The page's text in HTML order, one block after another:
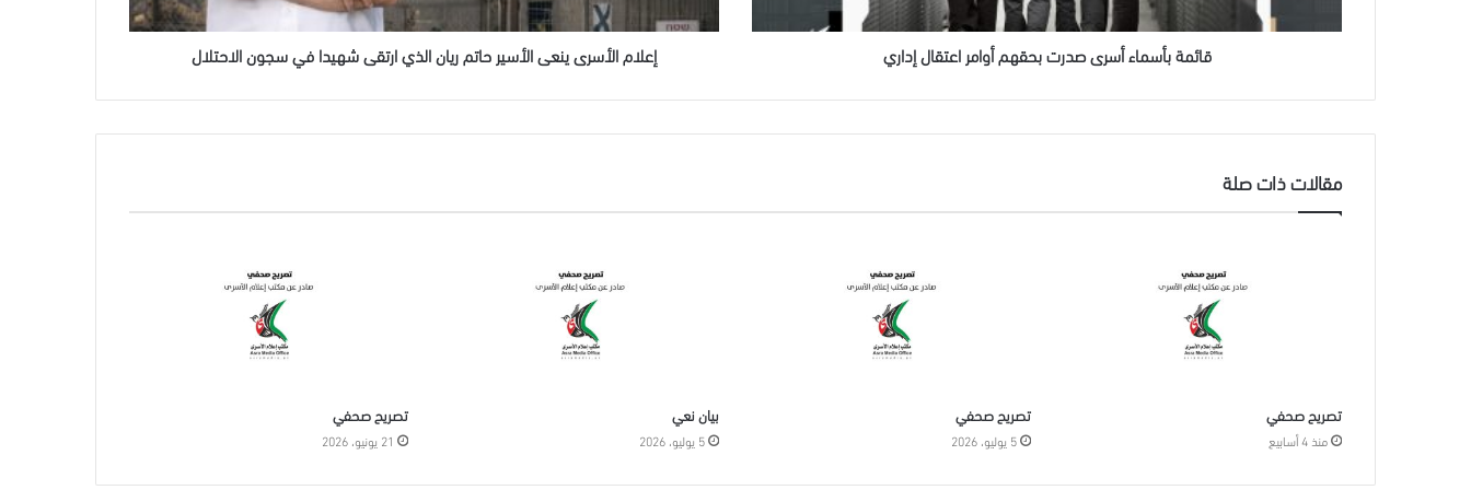
قائمة بأسماء أسرى صدرت بحقهم أوامر اعتقال إداري
الاحتلال
إعلام الأسرى ينعى الأسير حاتم ريان الذي ارتقى شهيدا في سجون الاحتلال
مقالات ذات صلة
تصريح صحفي
منذ 4 أسابيع
تصريح صحفي
5 يوليو، 2026
بيان نعي
5 يوليو، 2026
تصريح صحفي
21 يونيو، 2026